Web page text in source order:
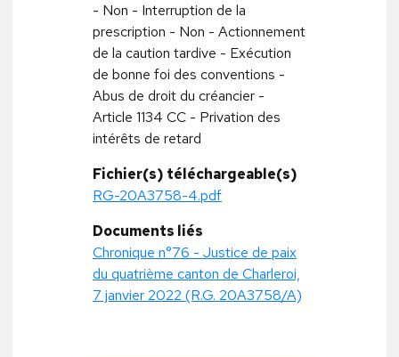
- Non - Interruption de la
prescription - Non - Actionnement
de la caution tardive - Exécution
de bonne foi des conventions -
Abus de droit du créancier -
Article 1134 CC - Privation des
intérêts de retard
Fichier(s) téléchargeable(s)
RG-20A3758-4.pdf
Documents liés
Chronique n°76 - Justice de paix
du quatrième canton de Charleroi,
7 janvier 2022 (R.G. 20A3758/A)